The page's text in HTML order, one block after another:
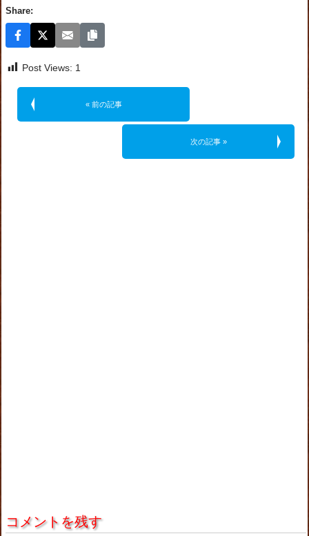
Share:
Post Views: 1
« 前の記事
次の記事 »
コメントを残す